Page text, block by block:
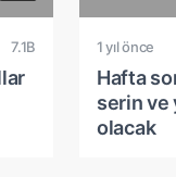
7.1B 1 yıl önce
Hafta
serin ve
olacak